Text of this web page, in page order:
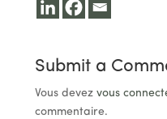
Submit a
Vous devez vous
commentaire.